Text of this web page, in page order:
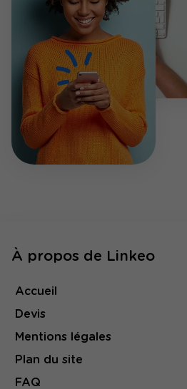
À propos de Linkeo
Accueil
Devis
Mentions légales
Plan du site
FAQ